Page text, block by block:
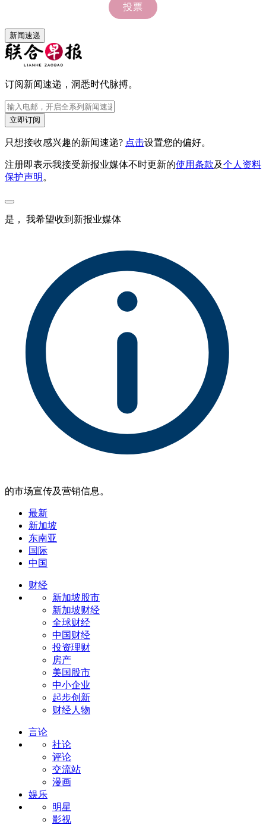
新闻速递
订阅新闻速递，洞悉时代脉搏。
立即订阅
只想接收感兴趣的新闻速递? 点击设置您的偏好。
注册即表示我接受新报业媒体不时更新的使用条款及个人资料
保护声明 。
是， 我希望收到新报业媒体
的市场宣传及营销信息。
最新
新加坡
东南亚
国际
中国
财经
新加坡股市
新加坡财经
全球财经
中国财经
投资理财
房产
美国股市
中小企业
起步创新
财经人物
言论
社论
评论
交流站
漫画
娱乐
明星
影视